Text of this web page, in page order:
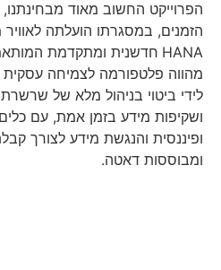
הפרוייקט החשוב מאוד
HANA חדשנית ומתקדמת
מהווה פלטפורמה לצמיחה עסקית
לידי ביטוי בניהול מלא של
ושקיפות מידע בזמן אמת, עם
ופיננסית והנגשת מידע לצורך
ומבוססות דאטה.